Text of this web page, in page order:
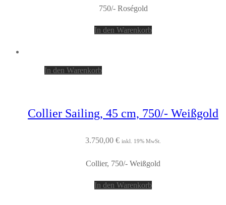
750/- Roségold
In den Warenkorb
In den Warenkorb
Collier Sailing, 45 cm, 750/- Weißgold
3.750,00 € inkl. 19% MwSt.
Collier, 750/- Weißgold
In den Warenkorb